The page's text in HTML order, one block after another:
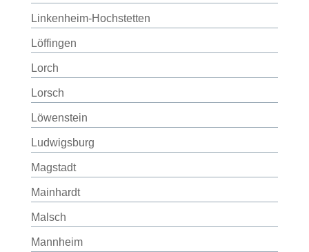
Linkenheim-Hochstetten
Löffingen
Lorch
Lorsch
Löwenstein
Ludwigsburg
Magstadt
Mainhardt
Malsch
Mannheim